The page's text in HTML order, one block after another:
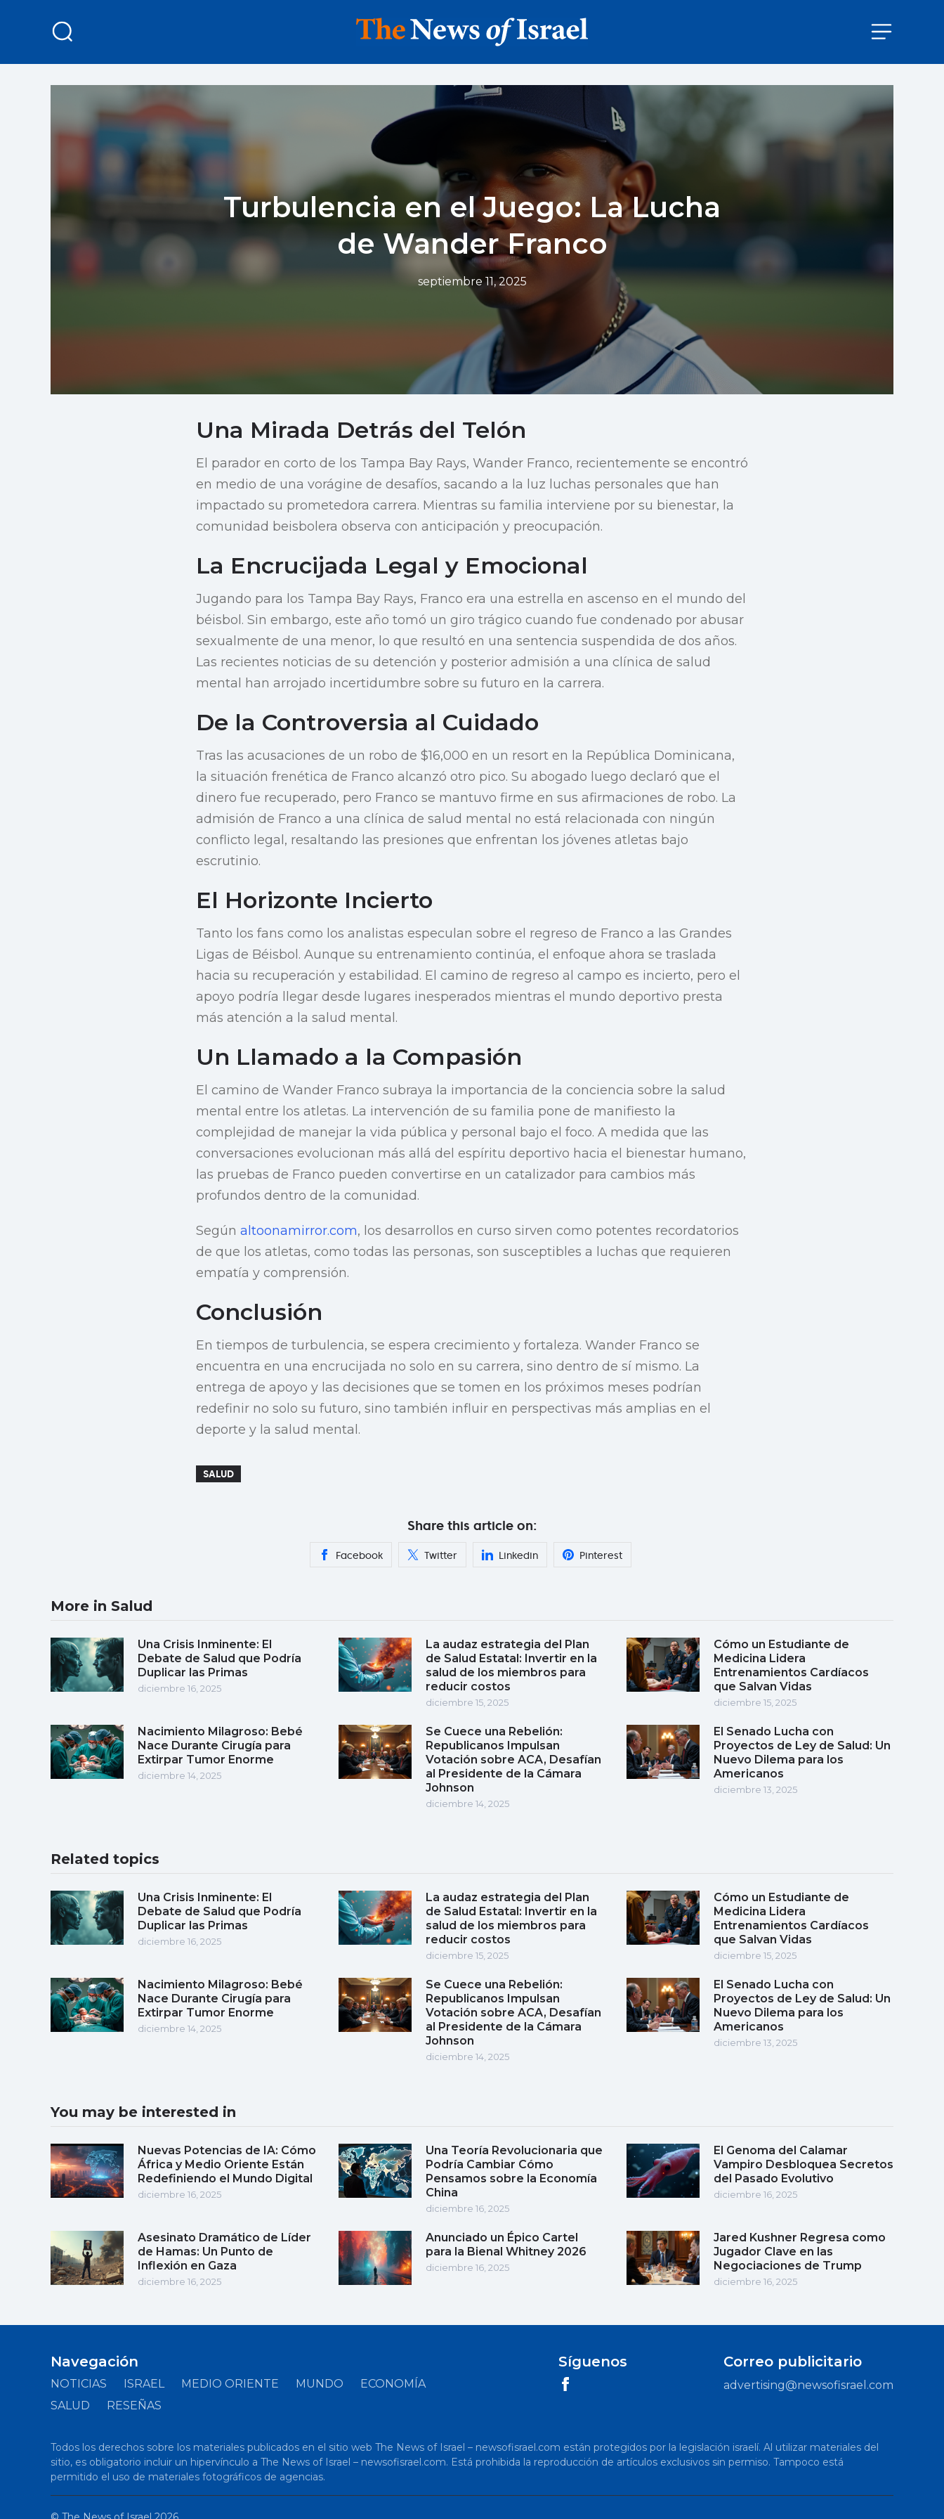
Turbulencia en el Juego: La Lucha
de Wander Franco
septiembre 11, 2025
Una Mirada Detrás del Telón
El parador en corto de los Tampa Bay Rays, Wander Franco, recientemente se encontró
en medio de una vorágine de desafíos, sacando a la luz luchas personales que han
impactado su prometedora carrera. Mientras su familia interviene por su bienestar, la
comunidad beisbolera observa con anticipación y preocupación.
La Encrucijada Legal y Emocional
Jugando para los Tampa Bay Rays, Franco era una estrella en ascenso en el mundo del
béisbol. Sin embargo, este año tomó un giro trágico cuando fue condenado por abusar
sexualmente de una menor, lo que resultó en una sentencia suspendida de dos años.
Las recientes noticias de su detención y posterior admisión a una clínica de salud
mental han arrojado incertidumbre sobre su futuro en la carrera.
De la Controversia al Cuidado
Tras las acusaciones de un robo de $16,000 en un resort en la República Dominicana,
la situación frenética de Franco alcanzó otro pico. Su abogado luego declaró que el
dinero fue recuperado, pero Franco se mantuvo firme en sus afirmaciones de robo. La
admisión de Franco a una clínica de salud mental no está relacionada con ningún
conflicto legal, resaltando las presiones que enfrentan los jóvenes atletas bajo
escrutinio.
El Horizonte Incierto
Tanto los fans como los analistas especulan sobre el regreso de Franco a las Grandes
Ligas de Béisbol. Aunque su entrenamiento continúa, el enfoque ahora se traslada
hacia su recuperación y estabilidad. El camino de regreso al campo es incierto, pero el
apoyo podría llegar desde lugares inesperados mientras el mundo deportivo presta
más atención a la salud mental.
Un Llamado a la Compasión
El camino de Wander Franco subraya la importancia de la conciencia sobre la salud
mental entre los atletas. La intervención de su familia pone de manifiesto la
complejidad de manejar la vida pública y personal bajo el foco. A medida que las
conversaciones evolucionan más allá del espíritu deportivo hacia el bienestar humano,
las pruebas de Franco pueden convertirse en un catalizador para cambios más
profundos dentro de la comunidad.
Según altoonamirror.com, los desarrollos en curso sirven como potentes recordatorios
de que los atletas, como todas las personas, son susceptibles a luchas que requieren
empatía y comprensión.
Conclusión
En tiempos de turbulencia, se espera crecimiento y fortaleza. Wander Franco se
encuentra en una encrucijada no solo en su carrera, sino dentro de sí mismo. La
entrega de apoyo y las decisiones que se tomen en los próximos meses podrían
redefinir no solo su futuro, sino también influir en perspectivas más amplias en el
deporte y la salud mental.
SALUD
Share this article on:
Facebook Twitter Linkedin Pinterest
More in Salud
Una Crisis Inminente: El
Debate de Salud que Podría
Duplicar las Primas
diciembre 16, 2025
La audaz estrategia del Plan
de Salud Estatal: Invertir en la
salud de los miembros para
reducir costos
diciembre 15, 2025
Cómo un Estudiante de
Medicina Lidera
Entrenamientos Cardíacos
que Salvan Vidas
diciembre 15, 2025
Nacimiento Milagroso: Bebé
Nace Durante Cirugía para
Extirpar Tumor Enorme
diciembre 14, 2025
Se Cuece una Rebelión:
Republicanos Impulsan
Votación sobre ACA, Desafían
al Presidente de la Cámara
Johnson
diciembre 14, 2025
El Senado Lucha con
Proyectos de Ley de Salud: Un
Nuevo Dilema para los
Americanos
diciembre 13, 2025
Related topics
Una Crisis Inminente: El
Debate de Salud que Podría
Duplicar las Primas
diciembre 16, 2025
La audaz estrategia del Plan
de Salud Estatal: Invertir en la
salud de los miembros para
reducir costos
diciembre 15, 2025
Cómo un Estudiante de
Medicina Lidera
Entrenamientos Cardíacos
que Salvan Vidas
diciembre 15, 2025
Nacimiento Milagroso: Bebé
Nace Durante Cirugía para
Extirpar Tumor Enorme
diciembre 14, 2025
Se Cuece una Rebelión:
Republicanos Impulsan
Votación sobre ACA, Desafían
al Presidente de la Cámara
Johnson
diciembre 14, 2025
El Senado Lucha con
Proyectos de Ley de Salud: Un
Nuevo Dilema para los
Americanos
diciembre 13, 2025
You may be interested in
Nuevas Potencias de IA: Cómo
África y Medio Oriente Están
Redefiniendo el Mundo Digital
diciembre 16, 2025
Una Teoría Revolucionaria que
Podría Cambiar Cómo
Pensamos sobre la Economía
China
diciembre 16, 2025
El Genoma del Calamar
Vampiro Desbloquea Secretos
del Pasado Evolutivo
diciembre 16, 2025
Asesinato Dramático de Líder
de Hamas: Un Punto de
Inflexión en Gaza
diciembre 16, 2025
Anunciado un Épico Cartel
para la Bienal Whitney 2026
diciembre 16, 2025
Jared Kushner Regresa como
Jugador Clave en las
Negociaciones de Trump
diciembre 16, 2025
Navegación
NOTICIAS ISRAEL MEDIO ORIENTE MUNDO
ECONOMÍA
SALUD
RESEÑAS
Síguenos Correo publicitario
advertising@newsofisrael.com
Todos los derechos sobre los materiales publicados en el sitio web The News of Israel – newsofisrael.com están protegidos por la legislación israelí. Al utilizar materiales del
sitio, es obligatorio incluir un hipervínculo a The News of Israel – newsofisrael.com. Está prohibida la reproducción de artículos exclusivos sin permiso. Tampoco está
permitido el uso de materiales fotográficos de agencias.